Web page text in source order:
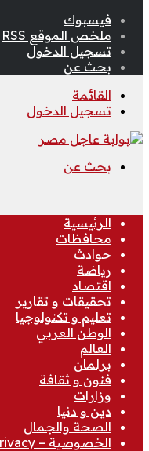
فيسبوك
ملخص الموقع RSS
تسجيل الدخول
بحث عن
القائمة
تسجيل الدخول
بحث عن
الرئيسية
محافظات
حوادث
رياضة
اقتصاد
تحقيقات و تقارير
تعليم و تكنولوجيا
الوطن العربي
العالم
برلمان
فنون و ثقافة
وزارات
دين و دنيا
الصحة والجمال
الخصوصية – Privacy